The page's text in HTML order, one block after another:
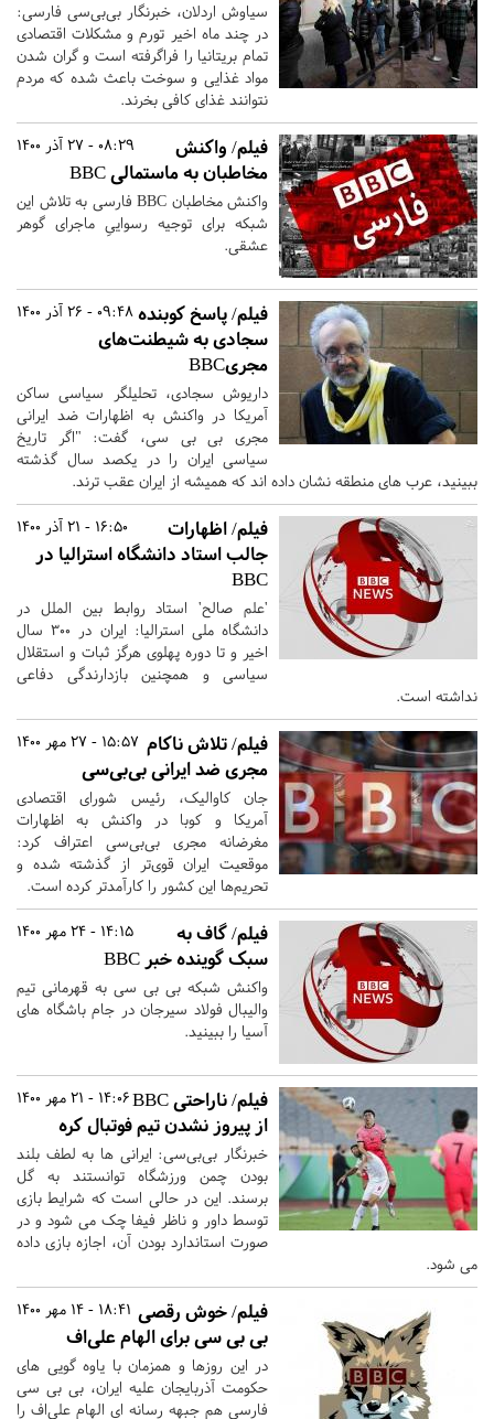
سیاوش اردلان، خبرنگار بی‌بی‌سی فارسی:
در چند ماه اخیر تورم و مشکلات اقتصادی
تمام بریتانیا را فراگرفته است و گران شدن
مواد غذایی و سوخت باعث شده که مردم
نتوانند غذای کافی بخرند.
08:29 - 27 آذر 1400
فیلم/ واکنش
مخاطبان به ماستمالی BBC
واکنش مخاطبان BBC فارسی به تلاش این
شبکه برای توجیه رسواییِ ماجرای گوهر
عشقی.
09:48 - 26 آذر 1400 فیلم/ پاسخ کوبنده
سجادی به شیطنت‌های
مجریBBC
داریوش سجادی، تحلیلگر سیاسی ساکن
آمریکا در واکنش به اظهارات ضد ایرانی
مجری بی بی سی، گفت: "اگر تاریخ
سیاسی ایران را در یکصد سال گذشته
ببینید، عرب های منطقه نشان داده اند که همیشه از ایران عقب ترند.
16:50 - 21 آذر 1400
فیلم/ اظهارات
جالب استاد دانشگاه استرالیا در
BBC
'علم صالح' استاد روابط بین الملل در
دانشگاه ملی استرالیا: ایران در ۳۰۰ سال
اخیر و تا دوره پهلوی هرگز ثبات و استقلال
سیاسی و همچنین بازدارندگی دفاعی
نداشته است.
15:57 - 27 مهر 1400 فیلم/ تلاش ناکام
مجری ضد ایرانی بی‌بی‌سی
جان کاوالیک، رئیس شورای اقتصادی
آمریکا و کوبا در واکنش به اظهارات
مغرضانه مجری بی‌بی‌سی اعتراف کرد:
موقعیت ایران قوی‌تر از گذشته شده و
تحریم‌ها این کشور را کارآمدتر کرده است.
14:15 - 24 مهر 1400
فیلم/ گاف به
سبک گوینده خبر BBC
واکنش شبکه بی بی سی به قهرمانی تیم
والیبال فولاد سیرجان در جام باشگاه های
آسیا را ببینید.
14:06 - 21 مهر 1400فیلم/ ناراحتی BBC
از پیروز نشدن تیم فوتبال کره
خبرنگار بی‌بی‌سی: ایرانی ها به لطف بلند
بودن چمن ورزشگاه توانستند به گل
برسند. این در حالی است که شرایط بازی
توسط داور و ناظر فیفا چک می شود و در
صورت استاندارد بودن آن، اجازه بازی داده
می شود.
18:41 - 14 مهر 1400 فیلم/ خوش رقصی
بی بی سی برای الهام علی‌اف
در این روزها و همزمان با یاوه گویی های
حکومت آذربایجان علیه ایران، بی بی سی
فارسی هم جبهه رسانه ای الهام علی‌اف را